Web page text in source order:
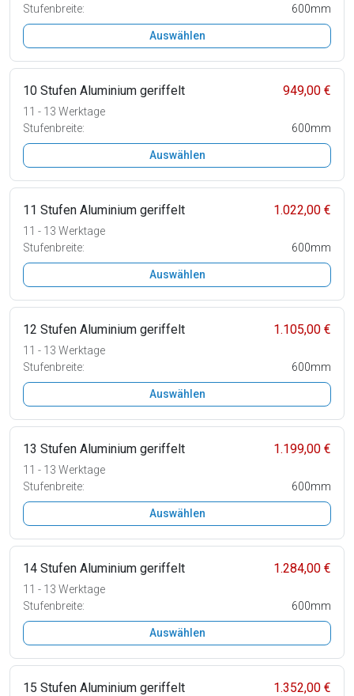
Stufenbreite:
600mm
Auswählen
10 Stufen Aluminium geriffelt 949,00 €
11 - 13 Werktage
Stufenbreite:
600mm
Auswählen
11 Stufen Aluminium geriffelt 1.022,00 €
11 - 13 Werktage
Stufenbreite:
600mm
Auswählen
12 Stufen Aluminium geriffelt 1.105,00 €
11 - 13 Werktage
Stufenbreite:
600mm
Auswählen
13 Stufen Aluminium geriffelt 1.199,00 €
11 - 13 Werktage
Stufenbreite:
600mm
Auswählen
14 Stufen Aluminium geriffelt 1.284,00 €
11 - 13 Werktage
Stufenbreite:
600mm
Auswählen
15 Stufen Aluminium geriffelt 1.352,00 €